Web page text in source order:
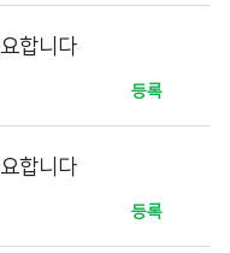
합니다
등록
합니다
등록